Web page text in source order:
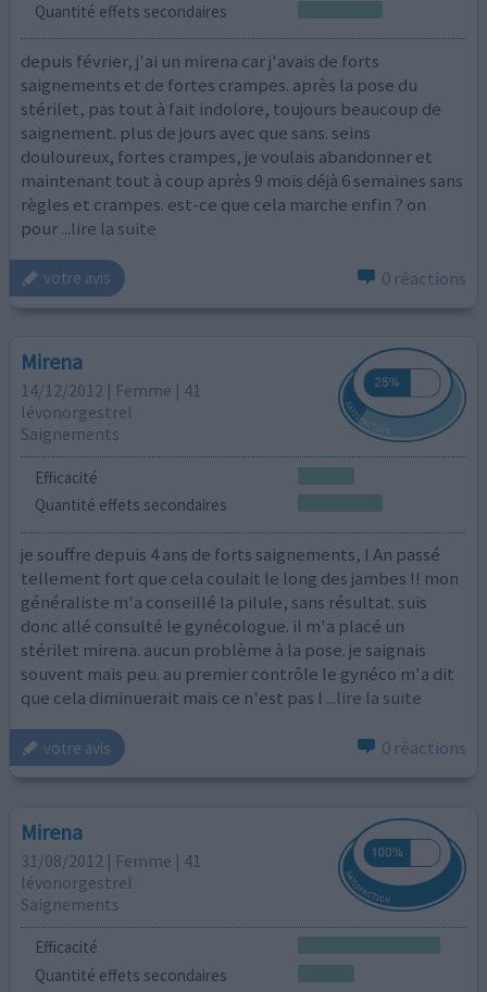
Quantité effets secondaires
depuis février, j'ai un mirena car j'avais de forts
saignements et de fortes crampes. après la pose du
stérilet, pas tout à fait indolore, toujours beaucoup de
saignement. plus de jours avec que sans. seins
douloureux, fortes crampes, je voulais abandonner et
maintenant tout à coup après 9 mois déjà 6 semaines sans
règles et crampes. est-ce que cela marche enfin ? on
pour...lire la suite
votre avis 0 réactions
Mirena
14/12/2012 | Femme | 41
lévonorgestrel
Saignements
Efficacité
Quantité effets secondaires
je souffre depuis 4 ans de forts saignements, l An passé
tellement fort que cela coulait le long des jambes !! mon
généraliste m'a conseillé la pilule, sans résultat. suis
donc allé consulté le gynécologue. il m'a placé un
stérilet mirena. aucun problème à la pose. je saignais
souvent mais peu. au premier contrôle le gynéco m'a dit
que cela diminuerait mais ce n'est pas l ...lire la suite
votre avis 0 réactions
Mirena
31/08/2012 | Femme | 41
lévonorgestrel
Saignements
Efficacité
Quantité effets secondaires